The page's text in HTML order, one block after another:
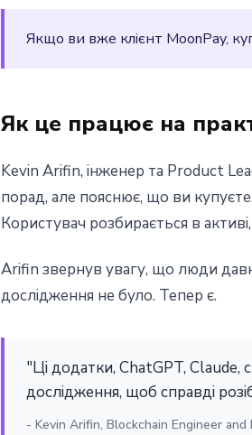
Якщо ви вже клієнт MoonPay,
Як це працює на
Kevin Arifin, інженер та Product
порад, але пояснює, що ви
Користувач розбирається в
Arifin звернув увагу, що люди
дослідження не було. Тепер є.
"Ці додатки, ChatGPT, Claude,
дослідження, щоб справді
- Kevin Arifin, Blockchain Engineer